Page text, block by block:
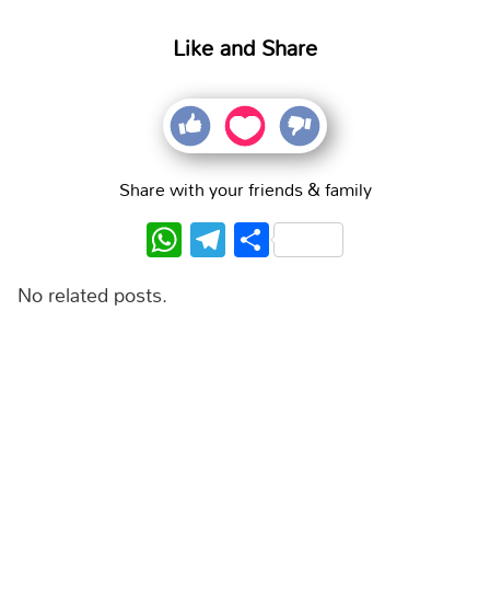
Like and Share
Share with your friends & family
WhatsApp
Telegram
Share
No related posts.